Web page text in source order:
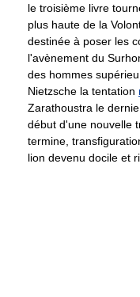
le troisième livre
plus haute de la
destinée à poser les
l'avènement du
des hommes
Nietzsche la tentation
Zarathoustra le
début d'une nouvelle
termine,
lion devenu docile et